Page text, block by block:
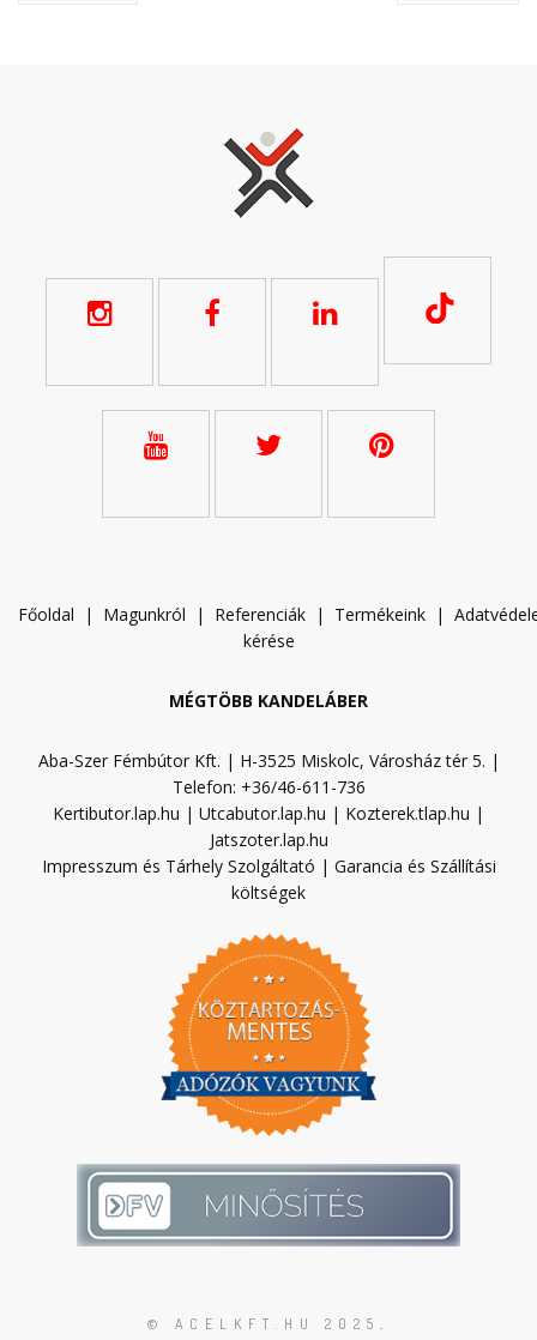
Főoldal | Magunkról | Referenciák | Termékeink | A
kérése
MÉGTÖBB KANDELÁBER
Aba-Szer Fémbútor Kft. | H-3525 Miskolc, Városház tér 5. |
Telefon: +36/46-611-736
Kertibutor.lap.hu | Utcabutor.lap.hu | Kozterek.tlap.hu |
Jatszoter.lap.hu
Impresszum és Tárhely Szolgáltató | Garancia és Szállítási
költségek
© ACELKFT.HU 2025 .